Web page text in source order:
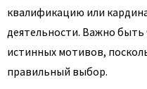
квалификацию или
деятельности. Важно
истинных мотивов,
правильный выбор.